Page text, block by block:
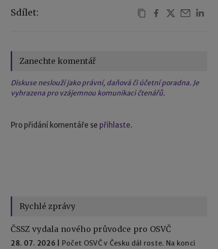
Sdílet:
Zanechte komentář
Diskuse neslouží jako právní, daňová či účetní poradna. Je
vyhrazena pro vzájemnou komunikaci čtenářů.
Pro přidání komentáře se přihlaste.
Rychlé zprávy
ČSSZ vydala nového průvodce pro OSVČ
28. 07. 2026
Počet OSVČ v Česku dál roste. Na konci